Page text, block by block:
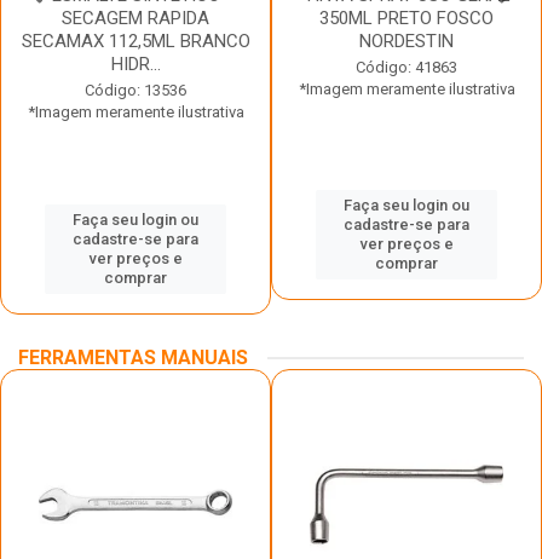
SECAGEM RAPIDA
SECAMAX 112,5ML BRANCO
HIDR...
Código: 13536
*Imagem meramente ilustrativa
Faça seu login ou
cadastre-se para
ver preços e
comprar
350ML PRETO FOSCO
NORDESTIN
Código: 41863
*Imagem meramente ilustrativa
Faça seu login ou
cadastre-se para
ver preços e
comprar
FERRAMENTAS MANUAIS